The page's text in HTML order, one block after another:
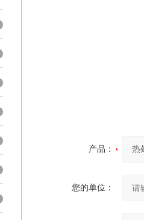
产品：
您的单位：